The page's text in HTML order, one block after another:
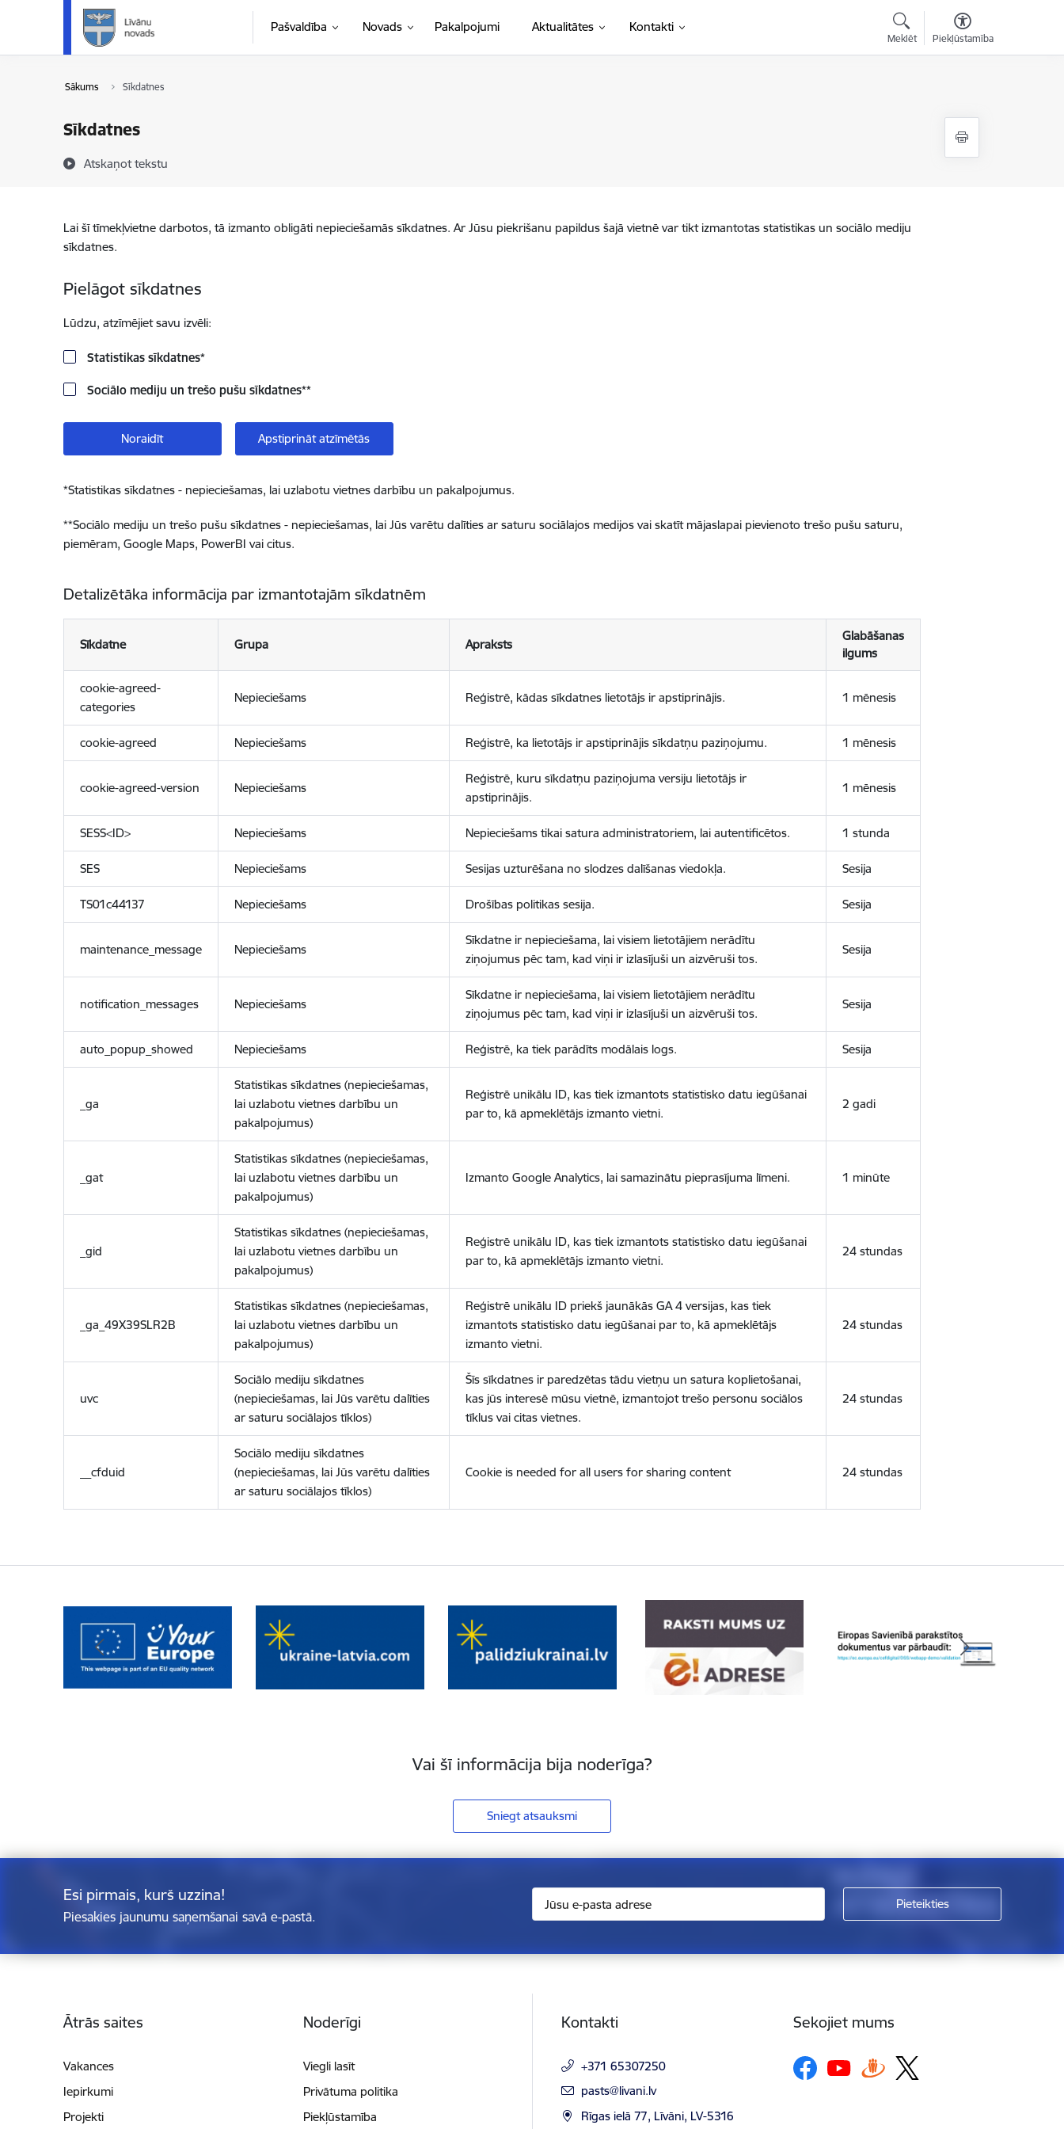
Pāriet uz lapas saturu
Pašvaldība Novads Pakalpojumi Aktualitātes Kontakti
Meklēt Piekļūstamība
Sākums Sīkdatnes
Sīkdatnes
Atskaņot tekstu
Lai šī tīmekļvietne darbotos, tā izmanto obligāti nepieciešamās sīkdatnes. Ar Jūsu piekrišanu papildus šajā vietnē var tikt izmantotas statistikas un sociālo mediju
sīkdatnes.
Pielāgot sīkdatnes
Lūdzu, atzīmējiet savu izvēli:
Statistikas sīkdatnes*
Sociālo mediju un trešo pušu sīkdatnes**
Noraidīt Apstiprināt atzīmētās
*Statistikas sīkdatnes - nepieciešamas, lai uzlabotu vietnes darbību un pakalpojumus.
**Sociālo mediju un trešo pušu sīkdatnes - nepieciešamas, lai Jūs varētu dalīties ar saturu sociālajos medijos vai skatīt mājaslapai pievienoto trešo pušu saturu,
piemēram, Google Maps, PowerBI vai citus.
Detalizētāka informācija par izmantotajām sīkdatnēm
Sīkdatne Grupa Apraksts
Glabāšanas
ilgums
cookie-agreed-
categories
Nepieciešams Reģistrē, kādas sīkdatnes lietotājs ir apstiprinājis. 1 mēnesis
cookie-agreed Nepieciešams Reģistrē, ka lietotājs ir apstiprinājis sīkdatņu paziņojumu. 1 mēnesis
cookie-agreed-version Nepieciešams
Reģistrē, kuru sīkdatņu paziņojuma versiju lietotājs ir
apstiprinājis.
1 mēnesis
SESS<ID> Nepieciešams Nepieciešams tikai satura administratoriem, lai autentificētos. 1 stunda
SES Nepieciešams Sesijas uzturēšana no slodzes dalīšanas viedokļa. Sesija
TS01c44137 Nepieciešams Drošības politikas sesija. Sesija
maintenance_message Nepieciešams
Sīkdatne ir nepieciešama, lai visiem lietotājiem nerādītu
ziņojumus pēc tam, kad viņi ir izlasījuši un aizvēruši tos.
Sesija
notification_messages Nepieciešams
Sīkdatne ir nepieciešama, lai visiem lietotājiem nerādītu
ziņojumus pēc tam, kad viņi ir izlasījuši un aizvēruši tos.
Sesija
auto_popup_showed Nepieciešams Reģistrē, ka tiek parādīts modālais logs. Sesija
_ga
Statistikas sīkdatnes (nepieciešamas,
lai uzlabotu vietnes darbību un
pakalpojumus)
Reģistrē unikālu ID, kas tiek izmantots statistisko datu iegūšanai
par to, kā apmeklētājs izmanto vietni.
2 gadi
_gat
Statistikas sīkdatnes (nepieciešamas,
lai uzlabotu vietnes darbību un
pakalpojumus)
Izmanto Google Analytics, lai samazinātu pieprasījuma līmeni. 1 minūte
_gid
Statistikas sīkdatnes (nepieciešamas,
lai uzlabotu vietnes darbību un
pakalpojumus)
Reģistrē unikālu ID, kas tiek izmantots statistisko datu iegūšanai
par to, kā apmeklētājs izmanto vietni.
24 stundas
_ga_49X39SLR2B
Statistikas sīkdatnes (nepieciešamas,
lai uzlabotu vietnes darbību un
pakalpojumus)
Reģistrē unikālu ID priekš jaunākās GA 4 versijas, kas tiek
izmantots statistisko datu iegūšanai par to, kā apmeklētājs
izmanto vietni.
24 stundas
uvc
Sociālo mediju sīkdatnes
(nepieciešamas, lai Jūs varētu dalīties
ar saturu sociālajos tīklos)
Šīs sīkdatnes ir paredzētas tādu vietņu un satura koplietošanai,
kas jūs interesē mūsu vietnē, izmantojot trešo personu sociālos
tīklus vai citas vietnes.
24 stundas
__cfduid
Sociālo mediju sīkdatnes
(nepieciešamas, lai Jūs varētu dalīties
ar saturu sociālajos tīklos)
Cookie is needed for all users for sharing content 24 stundas
Vai šī informācija bija noderīga?
Sniegt atsauksmi
Esi pirmais, kurš uzzina!
Piesakies jaunumu saņemšanai savā e-pastā.
Ātrās saites
Vakances
Iepirkumi
Projekti
Noderīgi
Viegli lasīt
Privātuma politika
Piekļūstamība
Kontakti
+371 65307250
E-pasts:
pasts@livani.lv
Rīgas ielā 77, Līvāni, LV-5316
Sekojiet mums